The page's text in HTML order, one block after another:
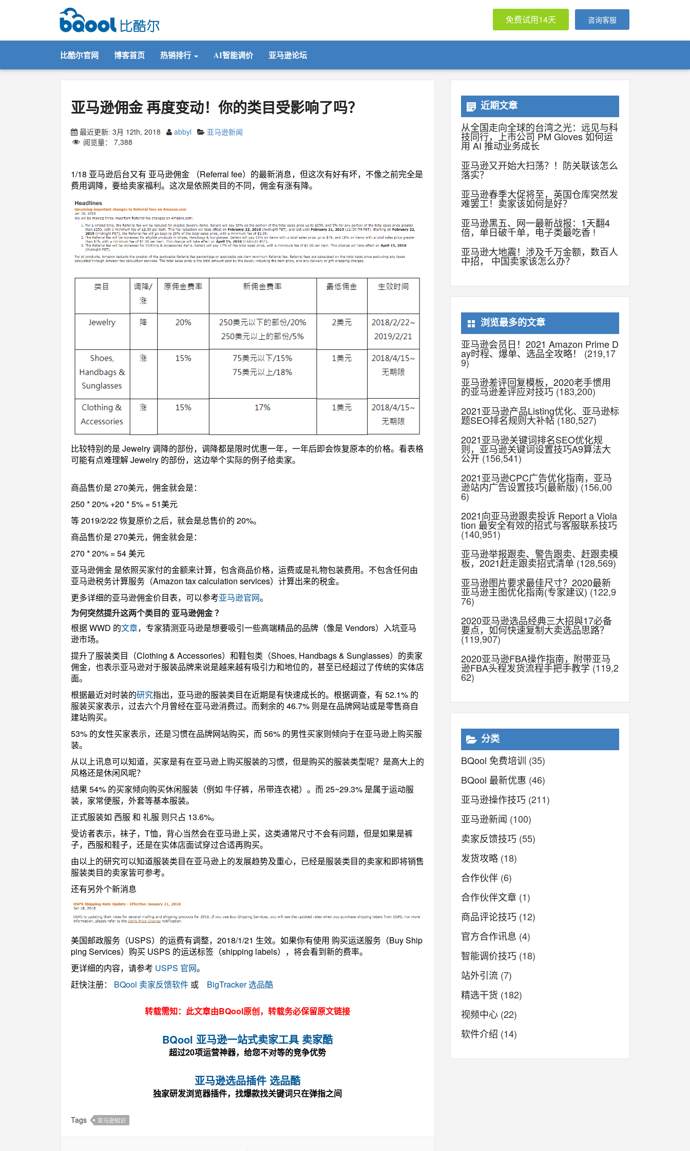
免费试用14天 咨询客服
比酷尔官网 博客首页 热销排行 AI智能调价 亚马逊论坛
亚马逊佣金 再度变动！你的类目受影响了吗？
最近更新: 3月 12th, 2018 abbyl
亚马逊新闻
阅览量： 7,388
1/18 亚马逊后台又有 亚马逊佣金 （Referral fee）的最新消息，但这次有好有坏，不像之前完全是
费用调降，要给卖家福利。这次是依照类目的不同，佣金有涨有降。
比较特别的是 Jewelry 调降的部份，调降都是限时优惠一年，一年后即会恢复原本的价格。看表格
可能有点难理解Jewelry 的部份，这边举个实际的例子给卖家。
商品售价是 270美元，佣金就会是：
250 * 20% +20 * 5% = 51美元
等 2019/2/22 恢复原价之后，就会是总售价的 20%。
商品售价是 270美元，佣金就会是：
270 * 20% = 54 美元
亚马逊佣金 是依照买家付的金额来计算，包含商品价格，运费或是礼物包装费用。不包含任何由
亚马逊税务计算服务（Amazon tax calculation services）计算出来的税金。
更多详细的亚马逊佣金价目表，可以参考亚马逊官网。
为何突然提升这两个类目的 亚马逊佣金 ？
根据 WWD 的文章，专家猜测亚马逊是想要吸引一些高端精品的品牌（像是 Vendors）入坑亚马
逊市场。
提升了服装类目（Clothing & Accessories）和鞋包类（Shoes, Handbags & Sunglasses）的卖家
佣金，也表示亚马逊对于服装品牌来说是越来越有吸引力和地位的，甚至已经超过了传统的实体店
面。
根据最近对时装的研究指出，亚马逊的服装类目在近期是有快速成长的。根据调查，有 52.1% 的
服装买家表示，过去六个月曾经在亚马逊消费过。而剩余的 46.7% 则是在品牌网站或是零售商自
建站购买。
53% 的女性买家表示，还是习惯在品牌网站购买，而 56% 的男性买家则倾向于在亚马逊上购买服
装。
从以上讯息可以知道，买家是有在亚马逊上购买服装的习惯，但是购买的服装类型呢？是高大上的
风格还是休闲风呢？
结果 54% 的买家倾向购买休闲服装（例如 牛仔裤， 吊带连衣裙）。而 25~29.3% 是属于运动服
装，家常便服，外套等基本服装。
正式服装如 西服 和 礼服 则只占 13.6%。
受访者表示，袜子，T恤，背心当然会在亚马逊上买，这类通常尺寸不会有问题，但是如果是裤
子，西服和鞋子，还是在实体店面试穿过合适再购买。
由以上的研究可以知道服装类目在亚马逊上的发展趋势及重心，已经是服装类目的卖家和即将销售
服装类目的卖家皆可参考。
还有另外个新消息
美国邮政服务（USPS）的运费有调整，2018/1/21 生效。如果你有使用 购买运送服务（Buy Ship
ping Services）购买 USPS 的运送标签（shipping labels），将会看到新的费率。
更详细的内容，请参考 USPS 官网。
赶快注册： BQool 卖家反馈软件 或 BigTracker 选品酷
转载需知：此文章由BQool原创，转载务必保留原文链接
BQool 亚马逊一站式卖家工具 卖家酷
超过20项运营神器，给您不对等的竞争优势
亚马逊选品插件 选品酷
独家研发浏览器插件，找爆款找关键词只在弹指之间
Tags 亚马逊知识
近期文章
从全国走向全球的台湾之光：远见与科
技同行，上市公司 PM Gloves 如何运
用 AI 推动业务成长
亚马逊又开始大扫荡？！防关联该怎么
落实？
亚马逊春季大促将至，英国仓库突然发
难罢工！卖家该如何是好？
亚马逊黑五、网一最新战报：1天翻4
倍，单日破千单，电子类最吃香 !
亚马逊大地震！涉及千万金额，数百人
中招， 中国卖家该怎么办？
浏览最多的文章
亚马逊会员日！2021 Amazon Prime D
ay时程、爆单、选品全攻略！ (219,17
9)
亚马逊差评回复模板，2020老手惯用
的亚马逊差评应对技巧 (183,200)
2021亚马逊产品Listing优化、亚马逊标
题SEO排名规则大补帖(180,527)
2021亚马逊关键词排名SEO优化规
则，亚马逊关键词设置技巧A9算法大
公开 (156,541)
2021亚马逊CPC广告优化指南，亚马
逊站内广告设置技巧(最新版) (156,00
6)
2021向亚马逊跟卖投诉 Report a Viola
tion 最安全有效的招式与客服联系技巧
(140,951)
亚马逊举报跟卖、警告跟卖、赶跟卖模
板，2021赶走跟卖招式清单 (128,569)
亚马逊图片要求最佳尺寸？2020最新
亚马逊主图优化指南(专家建议) (122,9
76)
2020亚马逊选品经典三大招與17必备
要点，如何快速复制大卖选品思路？
(119,907)
2020亚马逊FBA操作指南，附带亚马
逊FBA头程发货流程手把手教学 (119,2
62)
分类
BQool 免费培训 (35)
BQool 最新优惠 (46)
亚马逊操作技巧 (211)
亚马逊新闻 (100)
卖家反馈技巧 (55)
发货攻略 (18)
合作伙伴 (6)
合作伙伴文章 (1)
商品评论技巧 (12)
官方合作讯息 (4)
智能调价技巧 (18)
站外引流 (7)
精选干货 (182)
视频中心 (22)
软件介绍 (14)